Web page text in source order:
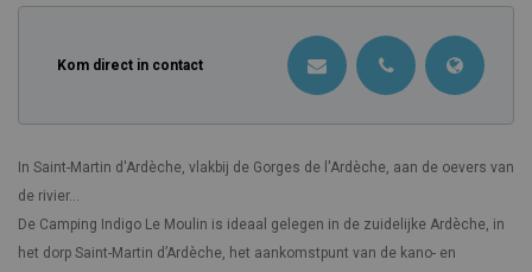
Kom direct in contact
In Saint-Martin d'Ardèche, vlakbij de Gorges de l'Ardèche, aan de oevers van
de rivier...
De Camping Indigo Le Moulin is ideaal gelegen in de zuidelijke Ardèche, in
het dorp Saint-Martin d’Ardèche, het aankomstpunt van de kano- en